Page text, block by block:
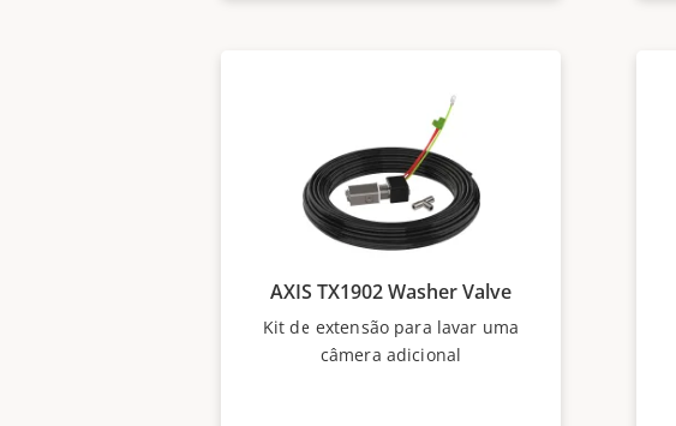
AXIS TX1902 Washer Valve
Kit de extensão para lavar uma
câmera adicional